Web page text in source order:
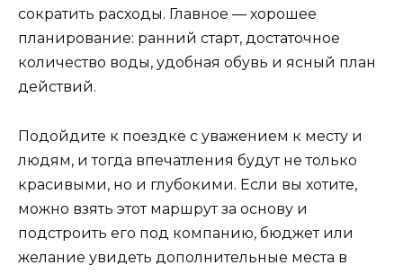
сократить расходы. Главное — хорошее
планирование: ранний старт, достаточное
количество воды, удобная обувь и ясный план
действий.
Подойдите к поездке с уважением к месту и
людям, и тогда впечатления будут не только
красивыми, но и глубокими. Если вы хотите,
можно взять этот маршрут за основу и
подстроить его под компанию, бюджет или
желание увидеть дополнительные места в